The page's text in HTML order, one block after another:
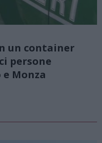
un container
persone
Monza